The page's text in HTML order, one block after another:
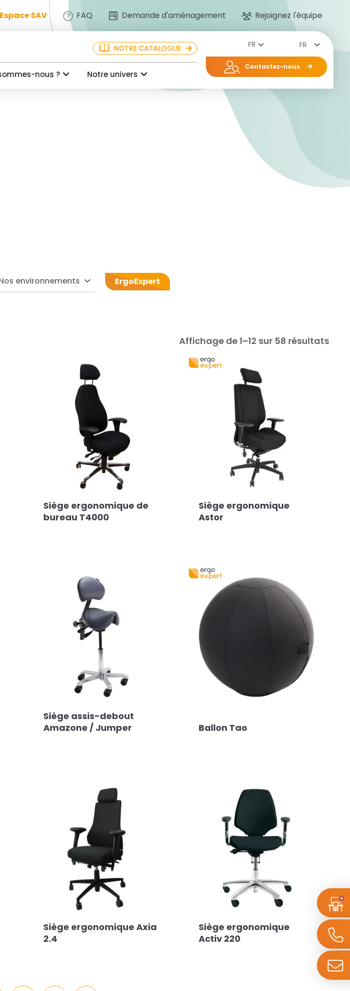
Espace SAV FAQ Demande d'aménagement Rejoignez l'équipe
NOTRE CATALOGUE
nous ? Notre univers
FR
Contactez-nous
environnements ErgoExpert
Affichage de 1–12 sur 58 résultats
Siège ergonomique de
bureau T4000
Siège ergonomique
Astor
Siège assis-debout
Amazone / Jumper
Ballon Tao
Siège ergonomique Axia
2.4
Siège ergonomique
Activ 220